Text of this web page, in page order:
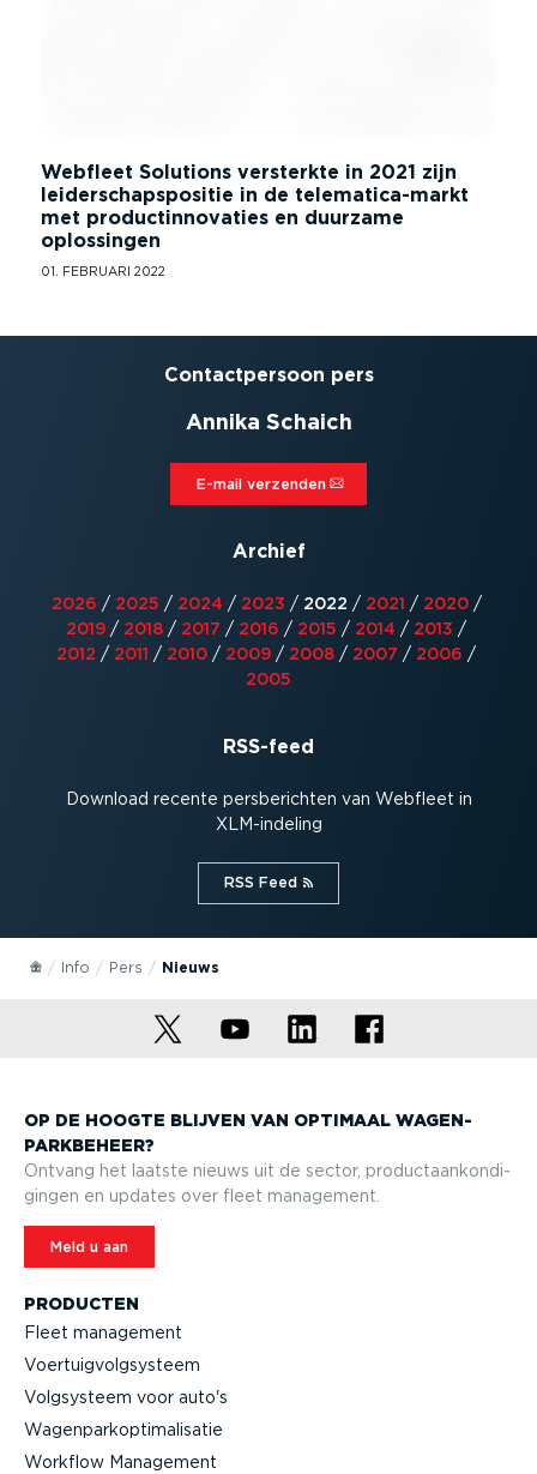
Webfleet Solutions versterkte in 2021 zijn
leiderschapspositie in de telematica-markt
met productinnovaties en duurzame
oplossingen
01. FEBRUARI 2022
Contact­persoon pers
Annika Schaich
E-mail verzenden⁠
Archief
2026 / 2025 / 2024 / 2023 / 2022 / 2021 / 2020/
2019 / 2018 / 2017 / 2016 / 2015 / 2014 / 2013 /
2012 / 2011 / 2010 / 2009 / 2008 / 2007 / 2006 /
2005
RSS-feed
Download recente persbe­richten van Webfleet in
XLM-in­deling
RSS Feed⁠
Info Pers Nieuws
PRODUCTEN
Fleet management
Voertuig­volg­systeem
Volgsysteem voor auto's
Wagen­par­kop­ti­ma­li­satie
Workflow Management
OP DE HOOGTE BLIJVEN VAN OPTIMAAL WAGEN­
PARK­BEHEER?
Ontvang het laatste nieuws uit de sector, product­aan­kon­di­
gingen en updates over fleet management.
Meld u aan